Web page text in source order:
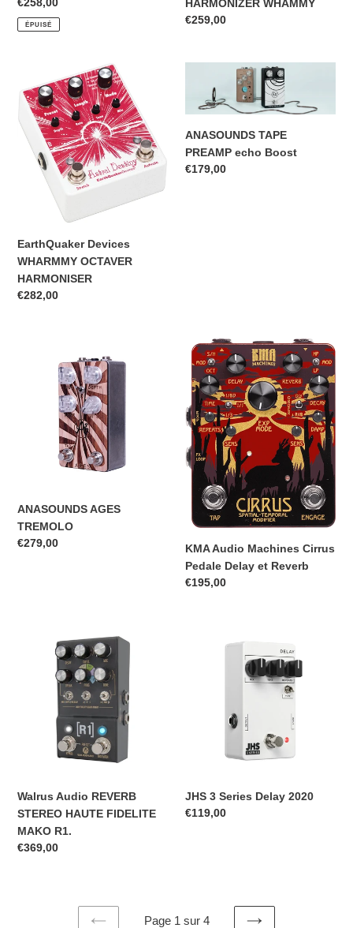
normal
ÉPUISÉ
HARMONIZER WHAMMY
Prix
€259,00
Devices
WHARMMY
OCTAVER
HARMONISER
EarthQuaker Devices
WHARMMY OCTAVER
HARMONISER
Prix
€282,00
ANASOUNDS
TAPE
PREAMP
Boost
ANASOUNDS TAPE
PREAMP echo Boost
Prix
€179,00
TREMOLO
ANASOUNDS AGES
TREMOLO
Prix
€279,00
KMA
Audio
Machines
Cirrus
Pedale
Delay
et
Reverb
KMA Audio Machines Cirrus
Pedale Delay et Reverb
Prix
€195,00
REVERB
STEREO
FIDELITE
Walrus Audio REVERB
STEREO HAUTE FIDELITE
MAKO R1.
Prix
€369,00
JHS 3 Series Delay 2020
Prix
€119,00
Page 1 sur 4